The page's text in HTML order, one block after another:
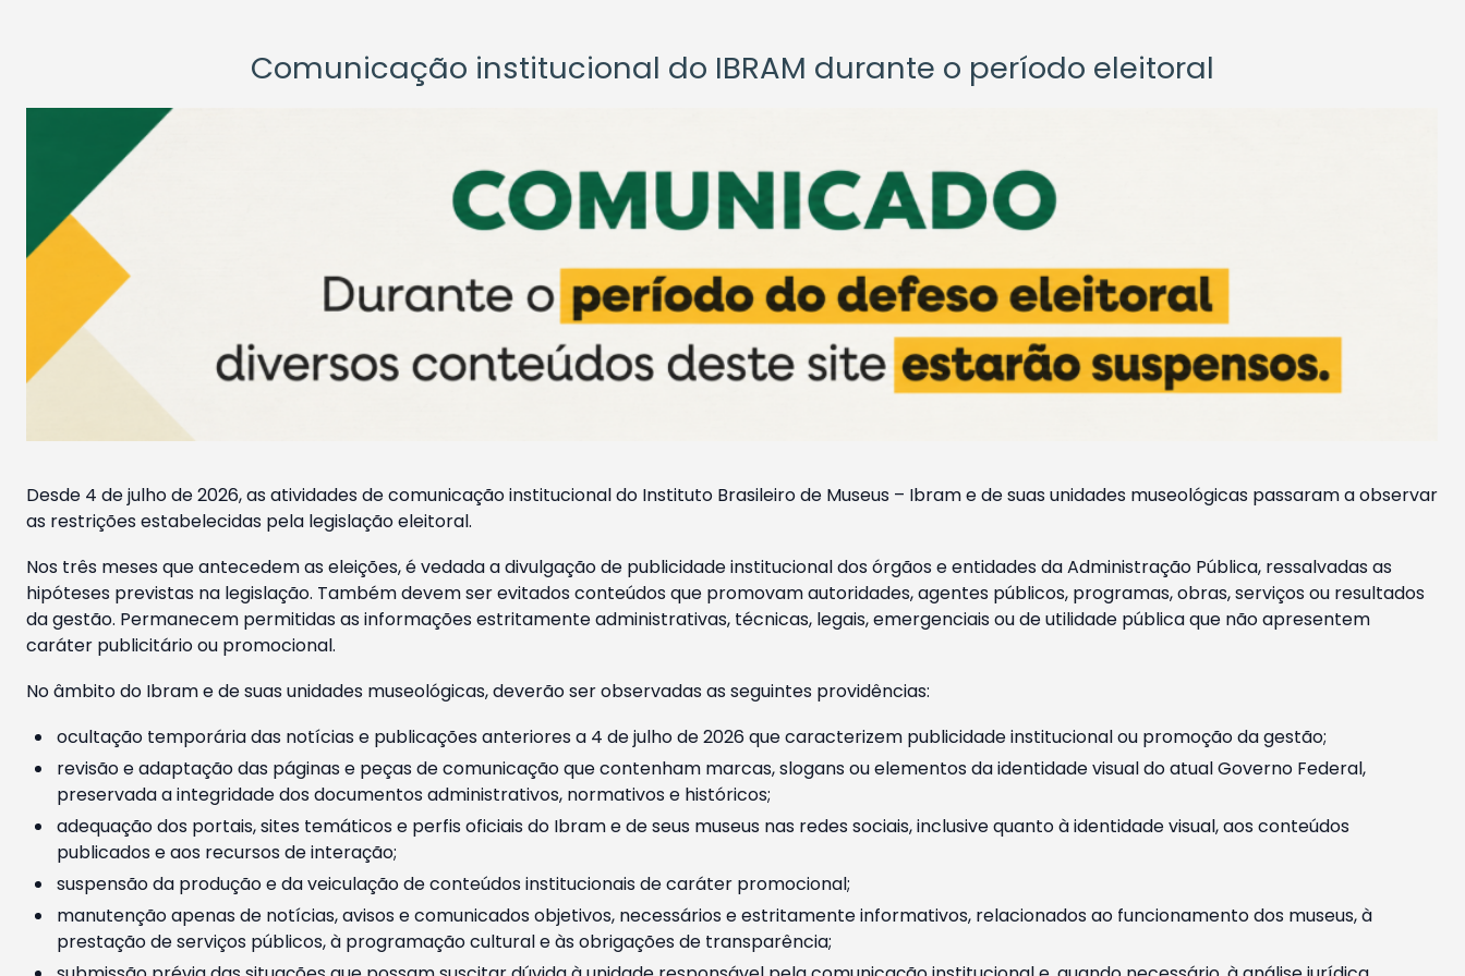
Comunicação institucional do IBRAM durante o período eleitoral
Desde 4 de julho de 2026, as atividades de comunicação institucional do Instituto Brasileiro de Museus – Ibram e de suas unidades museológicas passaram a observar
as restrições estabelecidas pela legislação eleitoral.
Nos três meses que antecedem as eleições, é vedada a divulgação de publicidade institucional dos órgãos e entidades da Administração Pública, ressalvadas as
hipóteses previstas na legislação. Também devem ser evitados conteúdos que promovam autoridades, agentes públicos, programas, obras, serviços ou resultados
da gestão. Permanecem permitidas as informações estritamente administrativas, técnicas, legais, emergenciais ou de utilidade pública que não apresentem
caráter publicitário ou promocional.
No âmbito do Ibram e de suas unidades museológicas, deverão ser observadas as seguintes providências:
ocultação temporária das notícias e publicações anteriores a 4 de julho de 2026 que caracterizem publicidade institucional ou promoção da gestão;
revisão e adaptação das páginas e peças de comunicação que contenham marcas, slogans ou elementos da identidade visual do atual Governo Federal,
preservada a integridade dos documentos administrativos, normativos e históricos;
adequação dos portais, sites temáticos e perfis oficiais do Ibram e de seus museus nas redes sociais, inclusive quanto à identidade visual, aos conteúdos
publicados e aos recursos de interação;
suspensão da produção e da veiculação de conteúdos institucionais de caráter promocional;
manutenção apenas de notícias, avisos e comunicados objetivos, necessários e estritamente informativos, relacionados ao funcionamento dos museus, à
prestação de serviços públicos, à programação cultural e às obrigações de transparência;